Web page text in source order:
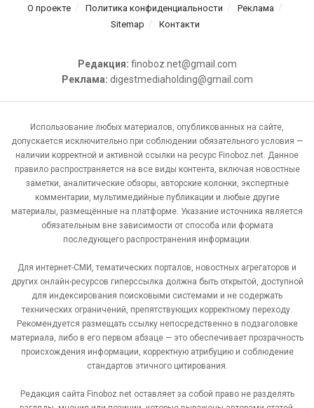
О проекте Политика конфиденциальности
Реклама
Sitemap
Контакти
Редакция: finoboz.net@gmail.com
Реклама: digestmediaholding@gmail.com
Использование любых материалов, опубликованных на сайте,
допускается исключительно при соблюдении обязательного условия —
наличии корректной и активной ссылки на ресурс Finoboz.net. Данное
правило распространяется на все виды контента, включая новостные
заметки, аналитические обзоры, авторские колонки, экспертные
комментарии, мультимедийные публикации и любые другие
материалы, размещённые на платформе. Указание источника является
обязательным вне зависимости от способа или формата
последующего распространения информации.
Для интернет-СМИ, тематических порталов, новостных агрегаторов и
других онлайн-ресурсов гиперссылка должна быть открытой, доступной
для индексирования поисковыми системами и не содержать
технических ограничений, препятствующих корректному переходу.
Рекомендуется размещать ссылку непосредственно в подзаголовке
материала, либо в его первом абзаце — это обеспечивает прозрачность
происхождения информации, корректную атрибуцию и соблюдение
стандартов этичного цитирования.
Редакция сайта Finoboz.net оставляет за собой право не разделять